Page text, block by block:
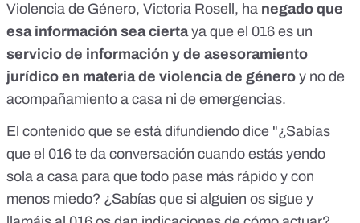
Violencia de Género, Victoria Rosell, ha negado que
esa información sea ciertaya que el 016 es un
servicio de información y de asesoramiento
jurídico en materia de violencia de género y no de
acompañamiento a casa ni de emergencias.
El contenido que se está difundiendo dice "¿Sabías
que el 016 te da conversación cuando estás yendo
sola a casa para que todo pase más rápido y con
menos miedo? ¿Sabías que si alguien os sigue y